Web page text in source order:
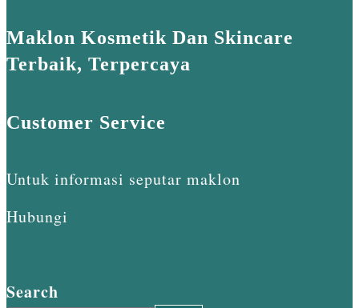
Maklon Kosmetik Dan Skincare
Terbaik, Terpercaya
Customer Service
Untuk informasi seputar maklon
Hubungi
Search